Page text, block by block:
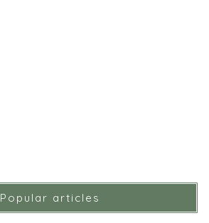
Popular articles